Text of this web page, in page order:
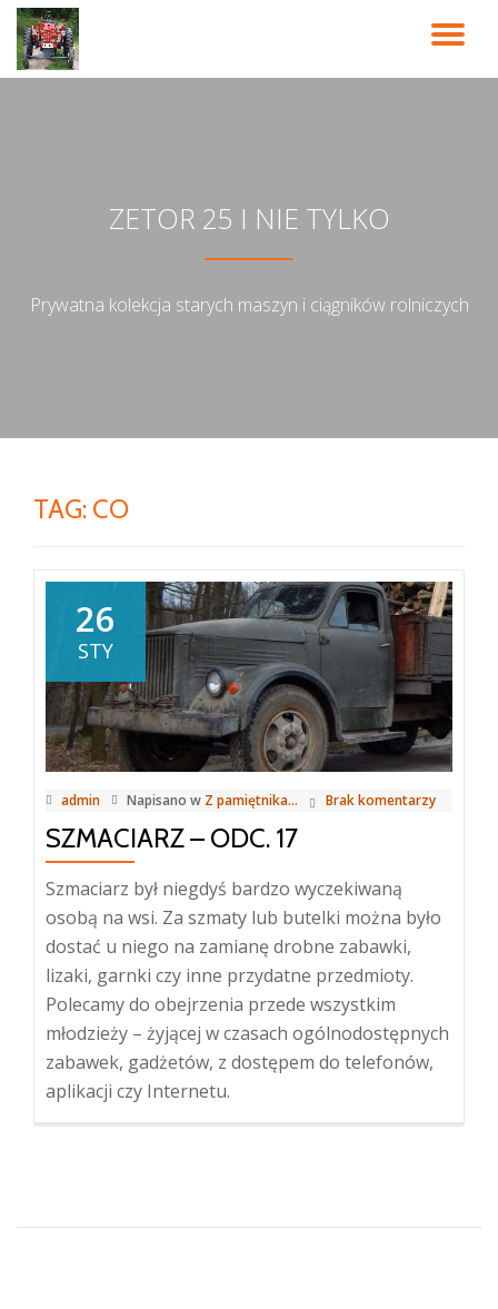
Przeskocz
do
ZETOR 25 I NIE TYLKO
Prywatna kolekcja starych maszyn i ciągników rolniczych
TAG: CO
26
STY
admin Napisano w Z pamiętnika... Brak komentarzy
SZMACIARZ – ODC. 17
Szmaciarz był niegdyś bardzo wyczekiwaną
osobą na wsi. Za szmaty lub butelki można było
dostać u niego na zamianę drobne zabawki,
lizaki, garnki czy inne przydatne przedmioty.
Polecamy do obejrzenia przede wszystkim
młodzieży – żyjącej w czasach ogólnodostępnych
zabawek, gadżetów, z dostępem do telefonów,
aplikacji czy Internetu.